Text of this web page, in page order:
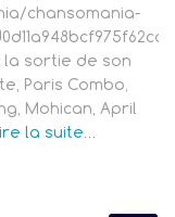
chansomania-
la sortie de son
Paris Combo,
Mohican, April
la suite…